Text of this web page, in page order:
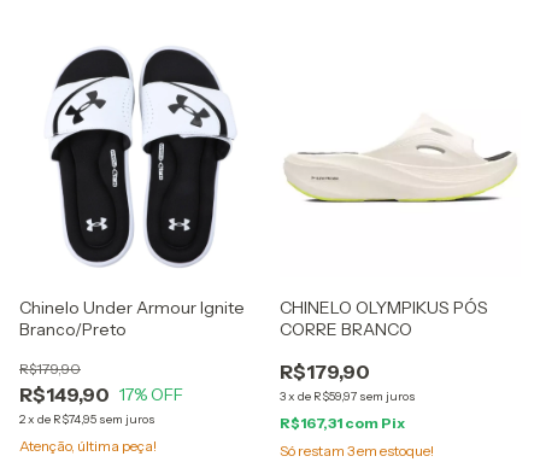
Chinelo Under Armour Ignite
Branco/Preto
R$149,90
R$179,90
17% OFF
2x de R$74,95 sem juros
Atenção, última peça!
CHINELO OLYMPIKUS PÓS
CORRE BRANCO
R$179,90
3x de R$59,97 sem juros
R$167,31 com Pix
Só restam 3em estoque!